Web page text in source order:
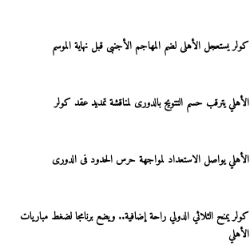
كولر يستعجل الأهلى لضم المهاجم الأجنبى قبل نهاية الموسم
الأهلي يترقب حسم التتويج بالدورى لمناقشة تمديد عقد كولر
الأهلي يواصل الاستعداد لمواجهة حرس الحدود فى الدورى
كولر يمنح الثلاثي الدولي راحة إضافية.. ويضع برنامجا لضغط مباريات
الأهلي